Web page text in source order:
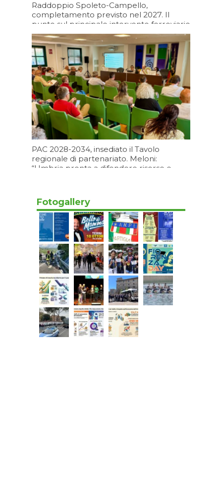
Raddoppio Spoleto-Campello,
completamento previsto nel 2027. Il
punto sul principale intervento ferroviario
degli ultimi decenni, un’opera da 165
milioni di euro
09/08/2026 17:12
PAC 2028-2034, insediato il Tavolo
regionale di partenariato. Meloni:
“Umbria pronta a difendere risorse e
Fotogallery